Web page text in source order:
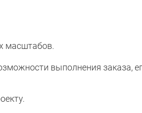
масштабов.
выполнения заказа,